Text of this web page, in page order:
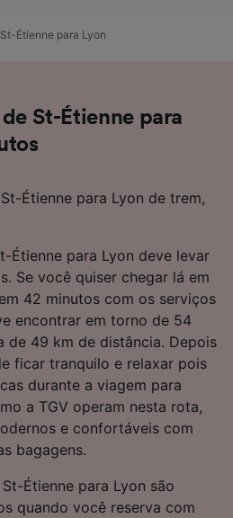
St-Étienne para Lyon
St-Étienne para
Étienne para Lyon de trem,
Étienne para Lyon deve levar
Se você quiser chegar lá em
42 minutos com os serviços
encontrar em torno de 54
de 49 km de distância. Depois
ficar tranquilo e relaxar pois
durante a viagem para
a TGV operam nesta rota,
e confortáveis com
bagagens.
Étienne para Lyon são
quando você reserva com